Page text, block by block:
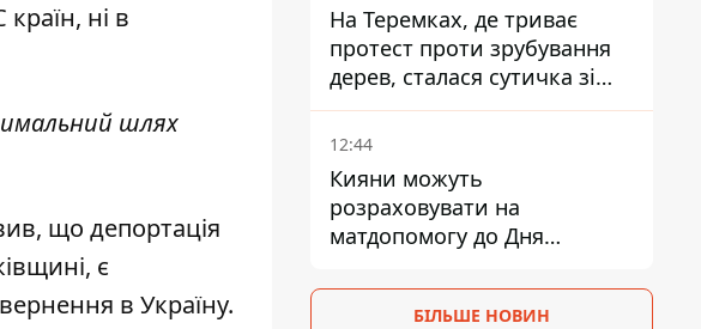
ні в
шлях
що депортація
є
в Україну.
На Теремках, де триває
протест проти зрубування
дерев, сталася сутичка зі
спецназом поліції
12:44
Кияни можуть
розраховувати на
матдопомогу до Дня
дадуть
БІЛЬШЕ НОВИН